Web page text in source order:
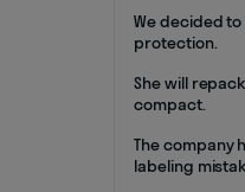
We decided
protection.
She will
compact.
The company
labeling